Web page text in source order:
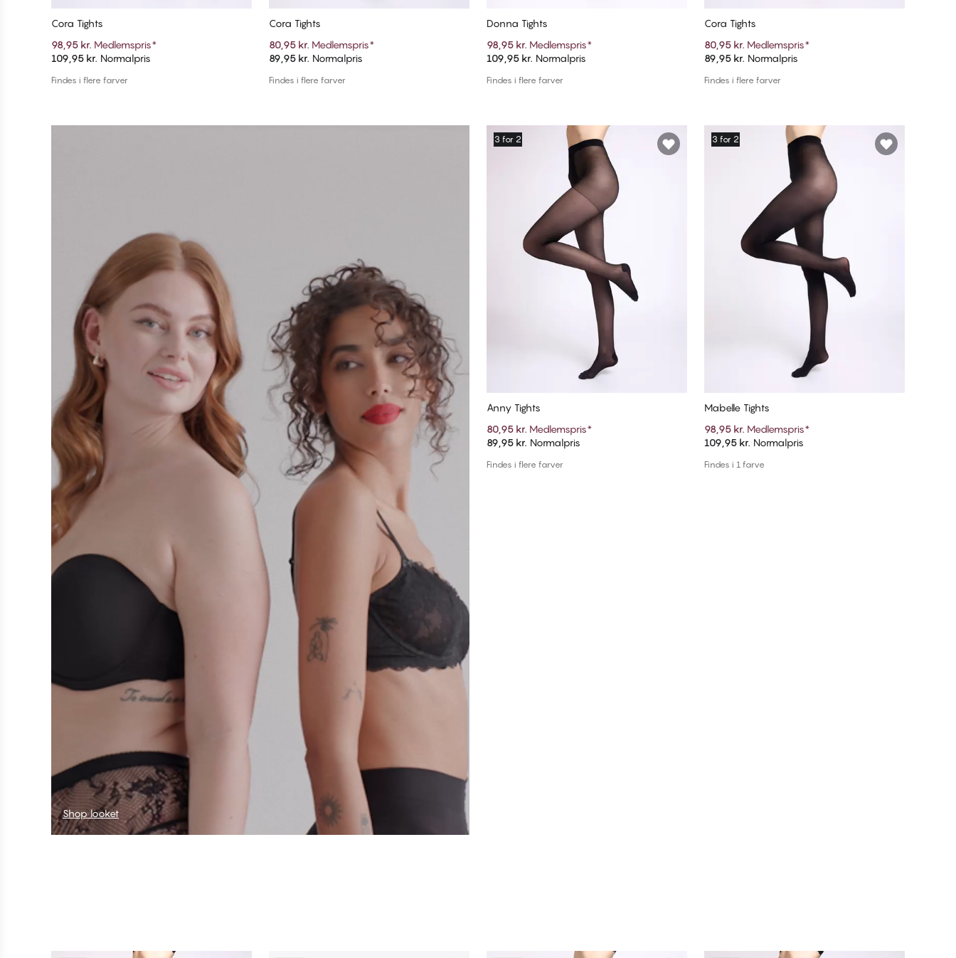
Tilføj til kurv
Cora Tights
98,95 kr. Medlemspris*
109,95 kr. Normalpris
Findes i flere farver
Tilføj til kurv
Cora Tights
80,95 kr. Medlemspris*
89,95 kr. Normalpris
Findes i flere farver
Tilføj til kurv
Donna Tights
98,95 kr. Medlemspris*
109,95 kr. Normalpris
Findes i flere farver
Tilføj til kurv
Cora Tights
80,95 kr. Medlemspris*
89,95 kr. Normalpris
Findes i flere farver
Tilføj til kurv
3 for 2
Anny Tights
80,95 kr. Medlemspris*
89,95 kr. Normalpris
Findes i flere farver
Tilføj til kurv
3 for 2
Mabelle Tights
98,95 kr. Medlemspris*
109,95 kr. Normalpris
Findes i 1 farve
Shop looket